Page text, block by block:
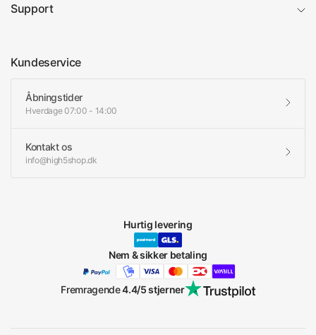
Support
Kundeservice
Åbningstider
Hverdage 07:00 - 14:00
Kontakt os
info@high5shop.dk
Hurtig levering
Nem & sikker betaling
Fremragende4.4/5 stjerner